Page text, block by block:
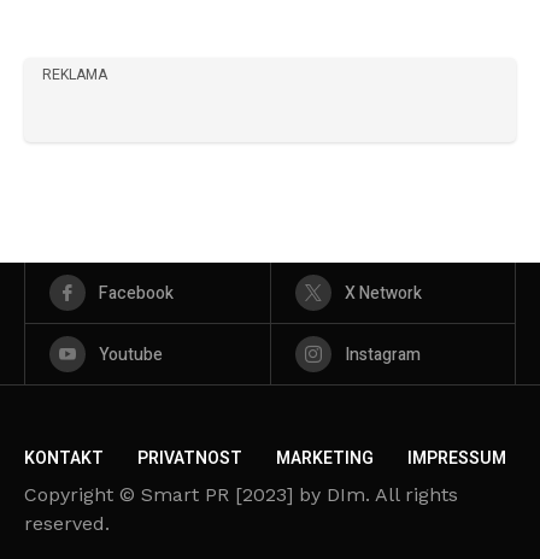
REKLAMA
Facebook X Network
Youtube Instagram
KONTAKT PRIVATNOST MARKETING IMPRESSUM
Copyright © Smart PR [2023] by DIm. All rights
reserved.